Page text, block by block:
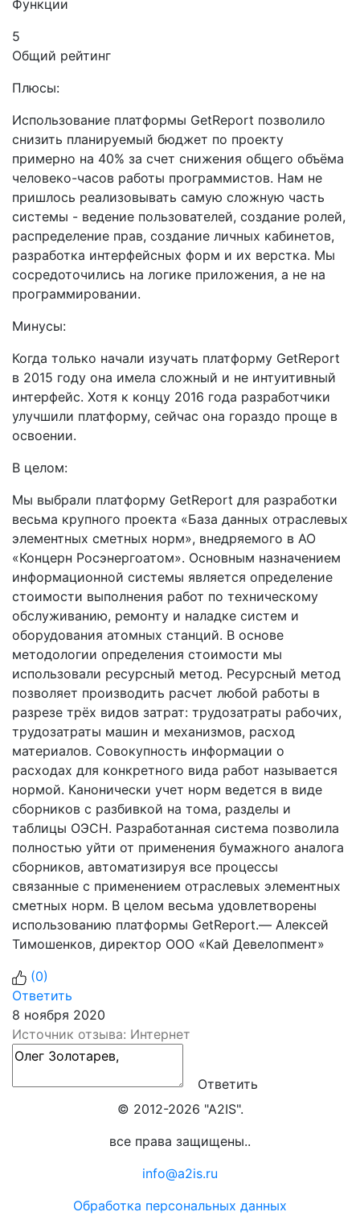
Функции
5
Общий рейтинг
Плюсы:
Использование платформы GetReport позволило
снизить планируемый бюджет по проекту
примерно на 40% за счет снижения общего объёма
человеко-часов работы программистов. Нам не
пришлось реализовывать самую сложную часть
системы - ведение пользователей, создание ролей,
распределение прав, создание личных кабинетов,
разработка интерфейсных форм и их верстка. Мы
сосредоточились на логике приложения, а не на
программировании.
Минусы:
Когда только начали изучать платформу GetReport
в 2015 году она имела сложный и не интуитивный
интерфейс. Хотя к концу 2016 года разработчики
улучшили платформу, сейчас она гораздо проще в
освоении.
В целом:
Мы выбрали платформу GetReport для разработки
весьма крупного проекта «База данных отраслевых
элементных сметных норм», внедряемого в АО
«Концерн Росэнергоатом». Основным назначением
информационной системы является определение
стоимости выполнения работ по техническому
обслуживанию, ремонту и наладке систем и
оборудования атомных станций. В основе
методологии определения стоимости мы
использовали ресурсный метод. Ресурсный метод
позволяет производить расчет любой работы в
разрезе трёх видов затрат: трудозатраты рабочих,
трудозатраты машин и механизмов, расход
материалов. Совокупность информации о
расходах для конкретного вида работ называется
нормой. Канонически учет норм ведется в виде
сборников с разбивкой на тома, разделы и
таблицы ОЭСН. Разработанная система позволила
полностью уйти от применения бумажного аналога
сборников, автоматизируя все процессы
связанные с применением отраслевых элементных
сметных норм. В целом весьма удовлетворены
использованию платформы GetReport.— Алексей
Тимошенков, директор ООО «Кай Девелопмент»
(0)
Ответить
8 ноября 2020
Источник отзыва: Интернет
Ответить
© 2012-2026 "A2IS".
все права защищены..
info@a2is.ru
Обработка персональных данных